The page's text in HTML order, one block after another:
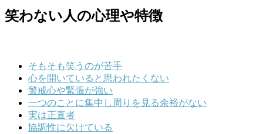
笑わない人の心理や特徴
そもそも笑うのが苦手
心を開いていると思われたくない
警戒心や緊張が強い
一つのことに集中し周りを見る余裕がない
実は正直者
協調性に欠けている